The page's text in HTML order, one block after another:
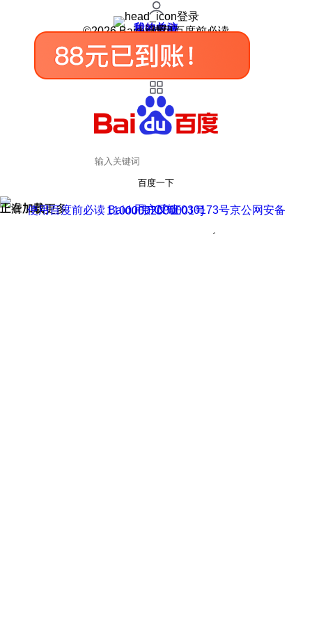
登录
我的关注
我的收藏
皮肤中心
用户反馈
设置
©2026 Baidu 使用百度前必读
百度一下
正在加载
上滑加载更多 用户反馈
使用百度前必读 Baidu 京ICP证030173号
京公网安备11000002000001号